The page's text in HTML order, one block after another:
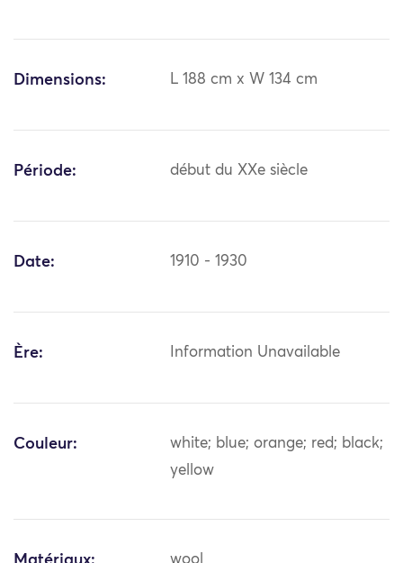
Dimensions: L 188 cm x W 134 cm
Période: début du XXe siècle
Date: 1910 - 1930
Ère: Information Unavailable
Couleur:
white; blue; orange; red; black;
yellow